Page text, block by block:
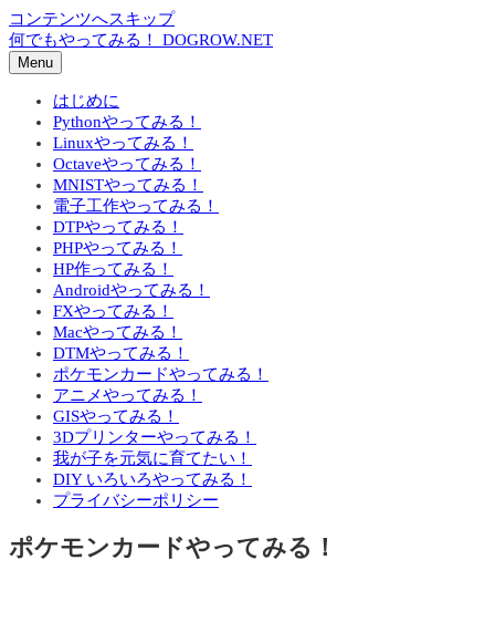
コンテンツへスキップ
何でもやってみる！ DOGROW.NET
Menu
はじめに
Pythonやってみる！
Linuxやってみる！
Octaveやってみる！
MNISTやってみる！
電子工作やってみる！
DTPやってみる！
PHPやってみる！
HP作ってみる！
Androidやってみる！
FXやってみる！
Macやってみる！
DTMやってみる！
ポケモンカードやってみる！
アニメやってみる！
GISやってみる！
3Dプリンターやってみる！
我が子を元気に育てたい！
DIY いろいろやってみる！
プライバシーポリシー
ポケモンカードやってみる！